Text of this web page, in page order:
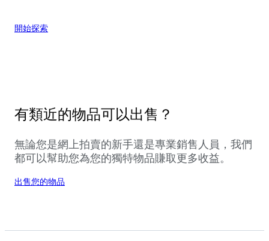
開始探索
有類近的物品可以出售？
無論您是網上拍賣的新手還是專業銷售人員，我們
都可以幫助您為您的獨特物品賺取更多收益。
出售您的物品